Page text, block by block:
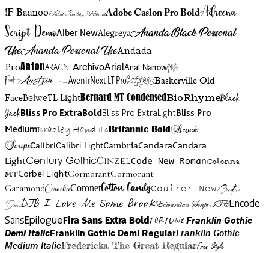
!F BaanooAdine Kirnberg AlternateAdobe Caslon Pro BoldAdreena
Script DemoAlber NewAlegreyaAnanda Black Personal
UseAnanda Personal UseAndada
ProAntonAracneArchivoArialArial NarrowArtistic
FriendAustriaAvenirNext LT ProBadelionBaskerville Old
FaceBelweTL LightBernard MT CondensedBioRhymeBlack
JackBliss Pro ExtraBoldBliss Pro ExtraLightBliss Pro
MediumBradley Hand Itc Britannic Bold Brock
ScriptCalibriCalibri LightCambriaCandaraCandara
LightCentury GothicCinzelCode New RomanColonna
MTCorbel LightCormorantCormorant
GaramondCorneliaCoronetCotton CandyCouirer NewCreattion
DemoDJB I Love Me Some BrookEdwardian Script ITCEncode
SansEpilogueFira Sans Extra BoldFortuneFranklin Gothic
Demi ItalicFranklin Gothic Demi RegularFranklin Gothic
Medium ItalicFredericka The Great RegularFree Style